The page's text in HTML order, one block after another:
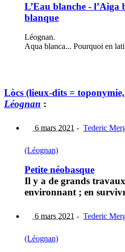
L’Eau blanche - l’Aiga
blanque
Léognan.
Aqua blanca... Pourquoi en
Lòcs (lieux-dits =
Léognan :
6 mars 2021 - Tederic
(Léognan)
Petite néobasque
Il y a de grands
environnant ; en
6 mars 2021 - Tederic
(Léognan)